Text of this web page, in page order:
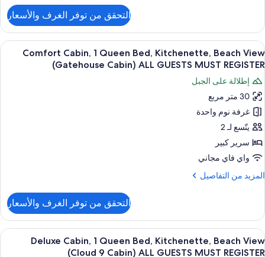
2nd
Floor)
ALL
GUESTS
MUST
REGISTER
Deluxe
Room,
1
Queen
Kitchenette,
Mountain
View
(Heron
View
Floor)
ALL
MUST
التحقق من توفر الغرف والأسعار
استعراض
جميع
Comfort
Cabin,
Queen
Bed,
Kitchenette,
Beach
View
ALL
GUESTS
MUST
15
Comfort Cabin, 1 Queen Bed, Kitchenette, Beach View
(Gatehouse Cabin) ALL GUESTS MUST REGISTER
إطلالة على الجبل
30 متر مربع
غرفة نوم واحدة
يتّسع لـ 2
سرير كبير
واي فاي مجاني
المزيد من التفاصيل
المزيد
Comfort
Cabin,
1
Queen
التحقق من توفر الغرف والأسعار
استعراض
جميع
أغطية فراش متميزة وتجهيزات عازلة
12
Deluxe Cabin, 1 Queen Bed, Kitchenette, Beach View
(Cloud 9 Cabin) ALL GUESTS MUST REGISTER